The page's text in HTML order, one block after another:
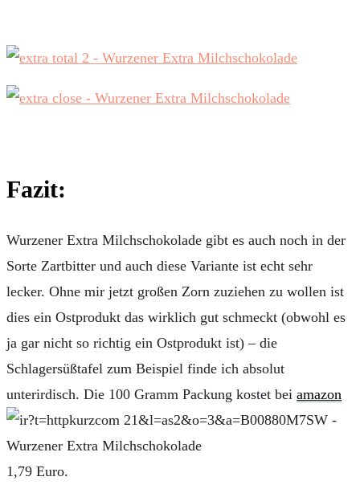
Fazit:
Wurzener Extra Milchschokolade gibt es auch noch in der
Sorte Zartbitter und auch diese Variante ist echt sehr
lecker. Ohne mir jetzt großen Zorn zuziehen zu wollen ist
dies ein Ostprodukt das wirklich gut schmeckt (obwohl es
ja gar nicht so richtig ein Ostprodukt ist) – die
Schlagersüßtafel zum Beispiel finde ich absolut
unterirdisch. Die 100 Gramm Packung kostet bei amazon
1,79 Euro.